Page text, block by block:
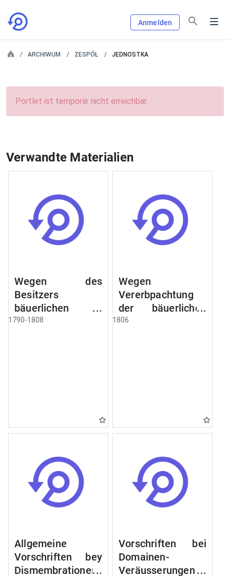
Anmelden
ARCHIWUM ZESPÓŁ JEDNOSTKA
Portlet ist temporär nicht erreichbar.
Verwandte Materialien
Wegen des
Besitzers
bäuerlichen
Grundstücke, den
1790-1808
Wegen
Vererbpachtung
der bäuerlichen
Grundstücke und
1806
Allgemeine
Vorschriften bey
Dismembrationen
Vorschriften bei
Domainen-
Veräusserungen